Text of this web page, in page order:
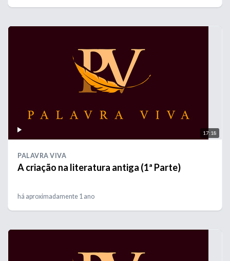
17:18
PALAVRA VIVA
A criação na literatura antiga (1ª Parte)
há aproximadamente 1 ano